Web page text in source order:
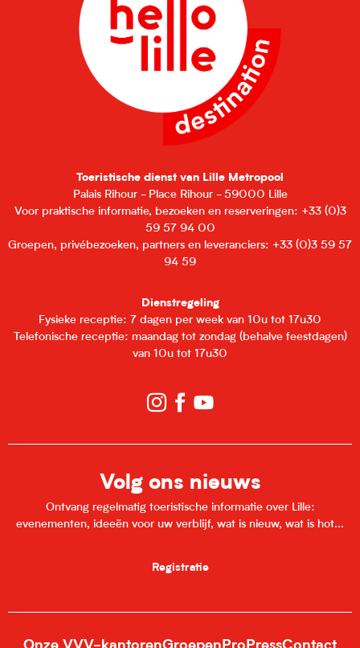
Toeristische dienst van Lille Metropool
Palais Rihour - Place Rihour - 59000 Lille
Voor praktische informatie, bezoeken en reserveringen: +33 (0)3
59 57 94 00
Groepen, privébezoeken, partners en leveranciers: +33 (0)3 59 57
94 59
Dienstregeling
Fysieke receptie: 7 dagen per week van 10u tot 17u30
Telefonische receptie: maandag tot zondag (behalve feestdagen)
van 10u tot 17u30
Volg ons nieuws
Ontvang regelmatig toeristische informatie over Lille:
evenementen, ideeën voor uw verblijf, wat is nieuw, wat is hot...
Registratie